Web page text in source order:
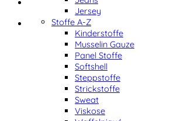
Jersey
Stoffe A-Z
Kinderstoffe
Musselin Gauze
Panel Stoffe
Softshell
Steppstoffe
Strickstoffe
Sweat
Viskose